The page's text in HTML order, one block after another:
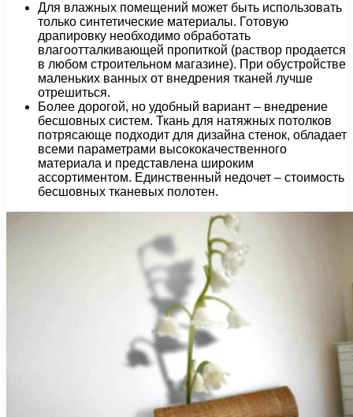
Для влажных помещений может быть использовать
только синтетические материалы. Готовую
драпировку необходимо обработать
влагоотталкивающей пропиткой (раствор продается
в любом строительном магазине). При обустройстве
маленьких ванных от внедрения тканей лучше
отрешиться.
Более дорогой, но удобный вариант – внедрение
бесшовных систем. Ткань для натяжных потолков
потрясающе подходит для дизайна стенок, обладает
всеми параметрами высококачественного
материала и представлена широким
ассортиментом. Единственный недочет – стоимость
бесшовных тканевых полотен.